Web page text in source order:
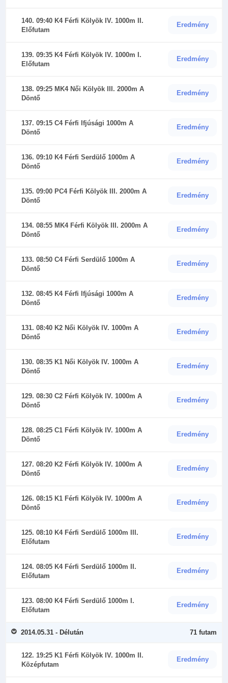
140. 09:40 K4 Férfi Kölyök IV. 1000m II.
Előfutam
Eredmény
139. 09:35 K4 Férfi Kölyök IV. 1000m I.
Előfutam
Eredmény
138. 09:25 MK4 Női Kölyök III. 2000m A
Döntő
Eredmény
137. 09:15 C4 Férfi Ifjúsági 1000m A
Döntő
Eredmény
136. 09:10 K4 Férfi Serdülő 1000m A
Döntő
Eredmény
135. 09:00 PC4 Férfi Kölyök III. 2000m A
Döntő
Eredmény
134. 08:55 MK4 Férfi Kölyök III. 2000m A
Döntő
Eredmény
133. 08:50 C4 Férfi Serdülő 1000m A
Döntő
Eredmény
132. 08:45 K4 Férfi Ifjúsági 1000m A
Döntő
Eredmény
131. 08:40 K2 Női Kölyök IV. 1000m A
Döntő
Eredmény
130. 08:35 K1 Női Kölyök IV. 1000m A
Döntő
Eredmény
129. 08:30 C2 Férfi Kölyök IV. 1000m A
Döntő
Eredmény
128. 08:25 C1 Férfi Kölyök IV. 1000m A
Döntő
Eredmény
127. 08:20 K2 Férfi Kölyök IV. 1000m A
Döntő
Eredmény
126. 08:15 K1 Férfi Kölyök IV. 1000m A
Döntő
Eredmény
125. 08:10 K4 Férfi Serdülő 1000m III.
Előfutam
Eredmény
124. 08:05 K4 Férfi Serdülő 1000m II.
Előfutam
Eredmény
123. 08:00 K4 Férfi Serdülő 1000m I.
Előfutam
Eredmény
2014.05.31 - Délután 71 futam
122. 19:25 K1 Férfi Kölyök IV. 1000m II.
Középfutam
Eredmény